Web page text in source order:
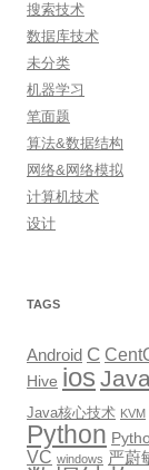
搜索技术
数据库技术
未分类
机器学习
笔面题
算法&数据结构
网络&网络模拟
计算机技术
设计
TAGS
Android C
Hive ios
Java核心技术 KVM
Python
VC windows 严蔚